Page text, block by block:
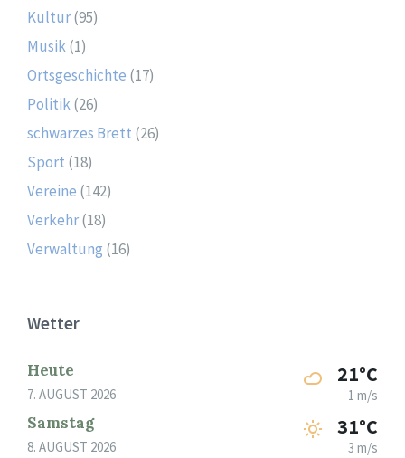
Kultur(95)
Musik(1)
Ortsgeschichte (17)
Politik(26)
schwarzes Brett (26)
Sport (18)
Vereine (142)
Verkehr(18)
Verwaltung (16)
Wetter
Heute
7. AUGUST 2026
21°C
1 m/s
Samstag
8. AUGUST 2026
31°C
3 m/s